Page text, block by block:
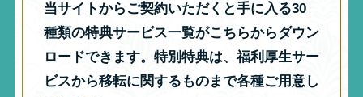
当サイトからご契約いただくと手に入る30
種類の特典サービス一覧がこちらからダウン
ロードできます。特別特典は、福利厚生サー
ビスから移転に関するものまで各種ご用意し